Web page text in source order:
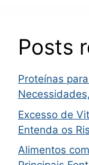
Posts
Proteínas
Excesso de
Entenda os
Alimentos